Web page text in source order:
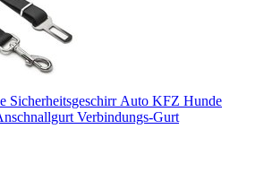
Sicherheitsgeschirr Auto KFZ Hunde
Verbindungs-Gurt